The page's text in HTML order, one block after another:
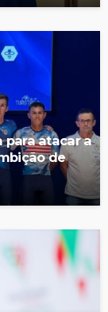
para atacar a
de